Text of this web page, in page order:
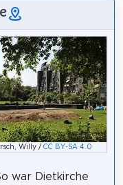
Willy /CC BY-SA 4.0
war Dietkirche